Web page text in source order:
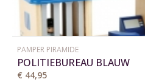
PAMPER PIRAMIDE
POLITIEBUREAU BLAUW
€ 44,95